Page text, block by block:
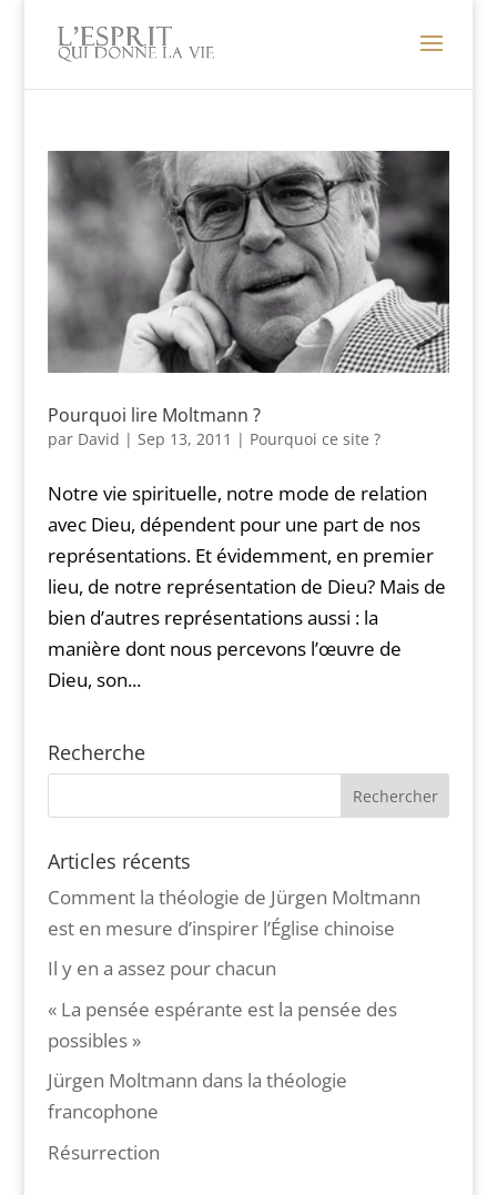
Pourquoi lire Moltmann ?
par David | Sep 13, 2011 | Pourquoi ce site ?
Notre vie spirituelle, notre mode de relation
avec Dieu, dépendent pour une part de nos
représentations. Et évidemment, en premier
lieu, de notre représentation de Dieu? Mais de
bien d’autres représentations aussi : la
manière dont nous percevons l’œuvre de
Dieu, son...
Recherche
Articles récents
Comment la théologie de Jürgen Moltmann
est en mesure d’inspirer l’Église chinoise
Il y en a assez pour chacun
« La pensée espérante est la pensée des
possibles »
Jürgen Moltmann dans la théologie
francophone
Résurrection